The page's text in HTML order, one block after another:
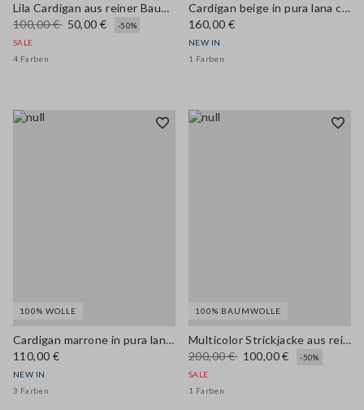
Lila Cardigan aus reiner Baumwolle im Regular Fit mit Knöpfen
100,00 € 50,00 €
-50%
SALE
4 Farben
Cardigan beige in pura lana con bottoni regular fit
160,00 €
NEW IN
1 Farben
100% WOLLE
Cardigan marrone in pura lana con bottoni regular fit
110,00 €
NEW IN
3 Farben
100% BAUMWOLLE
Multicolor Strickjacke aus reiner Baumwolle mit regulärer Passform und Muster
200,00 € 100,00 €
-50%
SALE
1 Farben